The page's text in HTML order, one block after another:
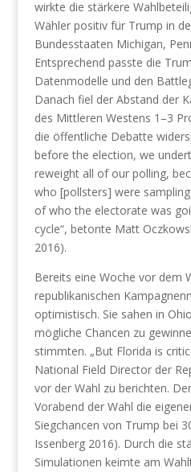
wirkte die stärkere
Wähler positiv für Trump in
Bundesstaaten Michigan,
Entsprechend passte die
Datenmodelle und den
Danach fiel der Abstand der
des Mittleren Westens 1–3
die öffentliche Debatte
before the election, we
reweight all of our polling,
who [pollsters] were
of who the electorate was
cycle“, betonte Matt
2016).
Bereits eine Woche vor dem
republikanischen
optimistisch. Sie sahen in
mögliche Chancen zu
stimmten. „But Florida is
National Field Director der
vor der Wahl zu berichten.
Vorabend der Wahl die
Siegchancen von Trump bei
Issenberg 2016). Durch die
Simulationen keimte am